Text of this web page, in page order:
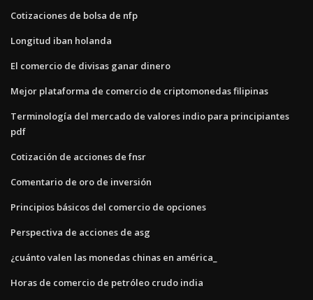
Cotizaciones de bolsa de nfp
Longitud iban holanda
El comercio de divisas ganar dinero
Mejor plataforma de comercio de criptomonedas filipinas
Terminología del mercado de valores indio para principiantes
pdf
Cotización de acciones de fnsr
Comentario de oro de inversión
Principios básicos del comercio de opciones
Perspectiva de acciones de asg
¿cuánto valen las monedas chinas en américa_
Horas de comercio de petróleo crudo india